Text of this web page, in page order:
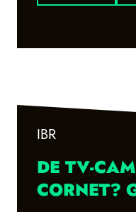
IBR
DE TV-
CORNET?